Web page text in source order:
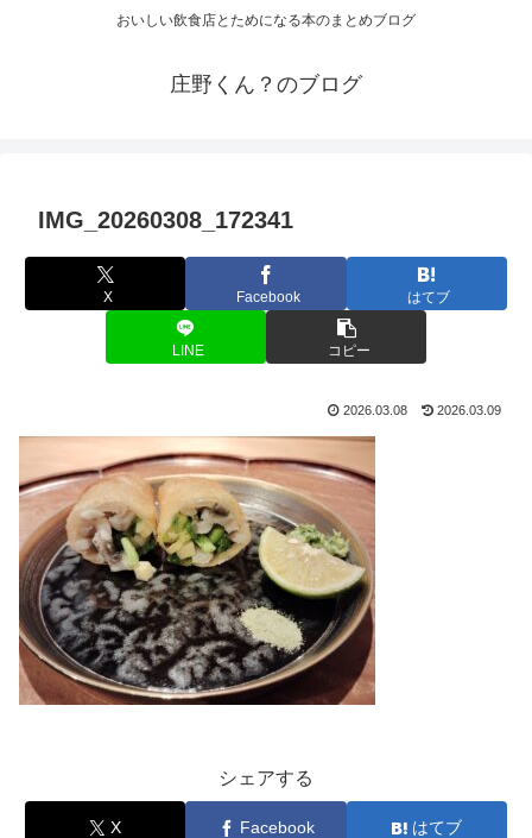
おいしい飲食店とためになる本のまとめブログ
庄野くん？のブログ
IMG_20260308_172341
X Facebook はてブ
LINE コピー
2026.03.08 2026.03.09
シェアする
X Facebook はてブ